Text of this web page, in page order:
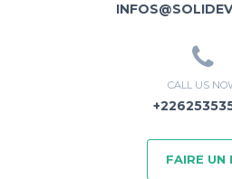
CALL US
FAIRE UN